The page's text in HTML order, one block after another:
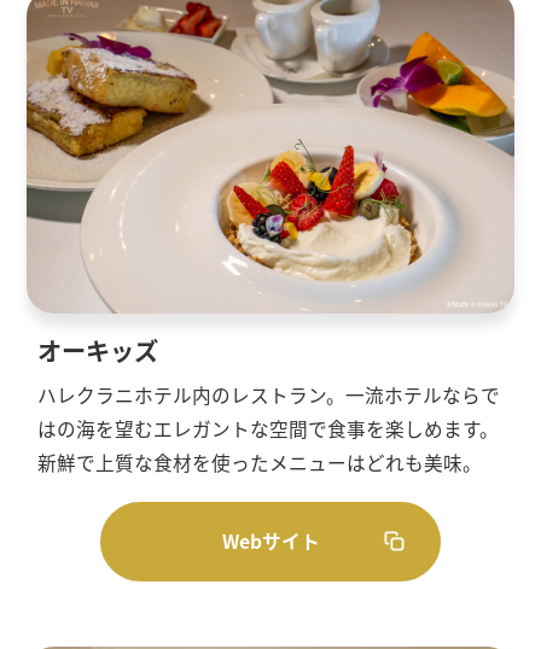
オーキッズ
ハレクラニホテル内のレストラン。一流ホテルならで
はの海を望むエレガントな空間で食事を楽しめます。
新鮮で上質な食材を使ったメニューはどれも美味。
Webサイト